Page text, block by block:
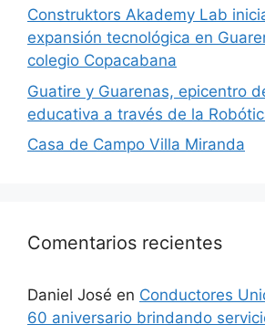
Construktors Akademy Lab
expansión tecnológica en
colegio Copacabana
Guatire y Guarenas, epicentro
educativa a través de la
Casa de Campo Villa Miranda
Comentarios recientes
Daniel José en Conductores
60 aniversario brindando